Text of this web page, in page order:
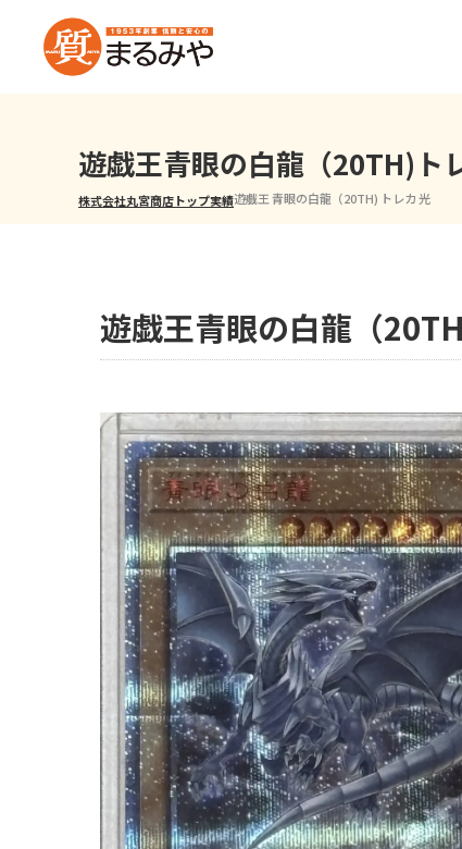
遊戯王青眼の白龍（20TH)ト
株式会社丸宮商店トップ⁩実績遊戯王 青眼の白龍（20TH) トレカ 光
遊戯王青眼の白龍（